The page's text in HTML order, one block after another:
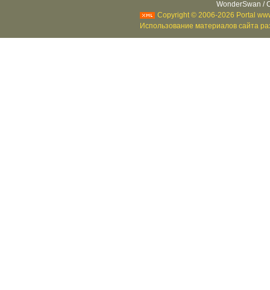
WonderSwan /
Copyright © 2006-2026 Portal
Использование материалов сайта